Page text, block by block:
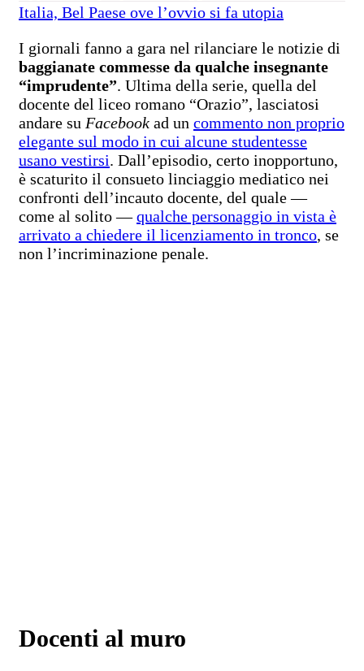
Italia, Bel Paese ove l’ovvio si fa utopia
I giornali fanno a gara nel rilanciare le notizie di
baggianate commesse da qualche insegnante
“imprudente”. Ultima della serie, quella del
docente del liceo romano “Orazio”, lasciatosi
andare su Facebook ad un commento non proprio
elegante sul modo in cui alcune studentesse
usano vestirsi. Dall’episodio, certo inopportuno,
è scaturito il consueto linciaggio mediatico nei
confronti dell’incauto docente, del quale —
come al solito —qualche personaggio in vista è
arrivato a chiedere il licenziamento in tronco, se
non l’incriminazione penale.
Docenti al muro